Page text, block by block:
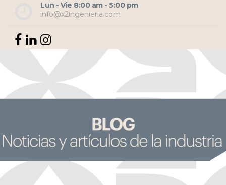
Lun - Vie 8:00 am - 5:00 pm
info@x2ingenieria.com